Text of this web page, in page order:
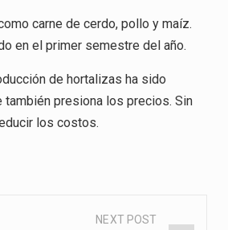
carne de cerdo, pollo y maíz.
en el primer semestre del año.
de hortalizas ha sido
presiona los precios. Sin
los costos.
NEXT POST